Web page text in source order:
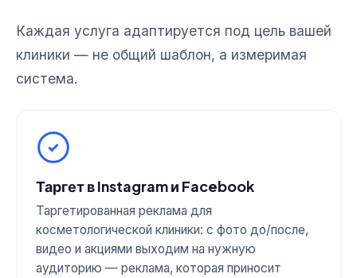
Каждая услуга адаптируется под цель вашей
клиники — не общий шаблон, а измеримая
система.
Таргет в Instagram и Facebook
Таргетированная реклама для
косметологической клиники: с фото до/после,
видео и акциями выходим на нужную
аудиторию — реклама, которая приносит